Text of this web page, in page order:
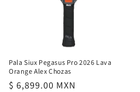
Pala Siux Pegasus Pro 2026 Lava
Orange Alex Chozas
Precio
$ 6,899.00 MXN